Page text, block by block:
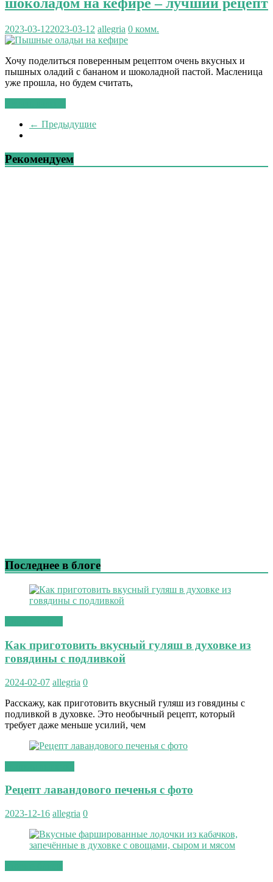
шоколадом на кефире – лучший рецепт
2023-03-122023-03-12 allegria 0 комм.
Хочу поделиться поверенным рецептом очень вкусных и
пышных оладий с бананом и шоколадной пастой. Масленица
уже прошла, но будем считать,
← Предыдущие
Рекомендуем
Последнее в блоге
Как приготовить вкусный гуляш в духовке из
говядины с подливкой
2024-02-07 allegria 0
Расскажу, как приготовить вкусный гуляш из говядины с
подливкой в духовке. Это необычный рецепт, который
требует даже меньше усилий, чем
Рецепт лавандового печенья с фото
2023-12-16 allegria 0